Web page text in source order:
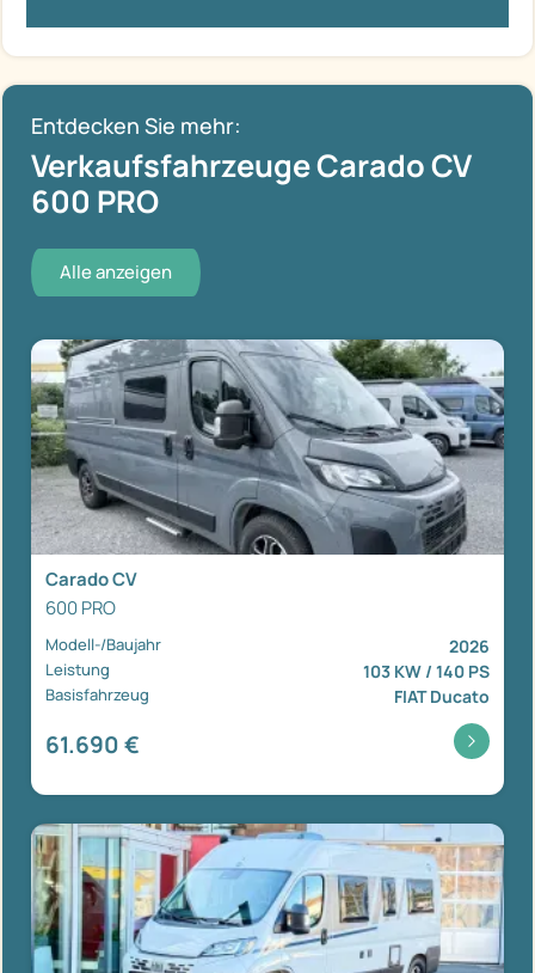
Entdecken Sie mehr:
Verkaufsfahrzeuge Carado CV
600 PRO
Alle anzeigen
Carado CV
600 PRO
Modell-/Baujahr 2026
Leistung 103 KW / 140 PS
Basisfahrzeug FIAT Ducato
61.690 €